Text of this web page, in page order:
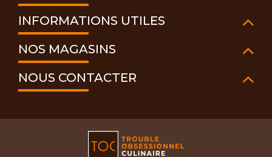
INFORMATIONS UTILES
NOS MAGASINS
NOUS CONTACTER